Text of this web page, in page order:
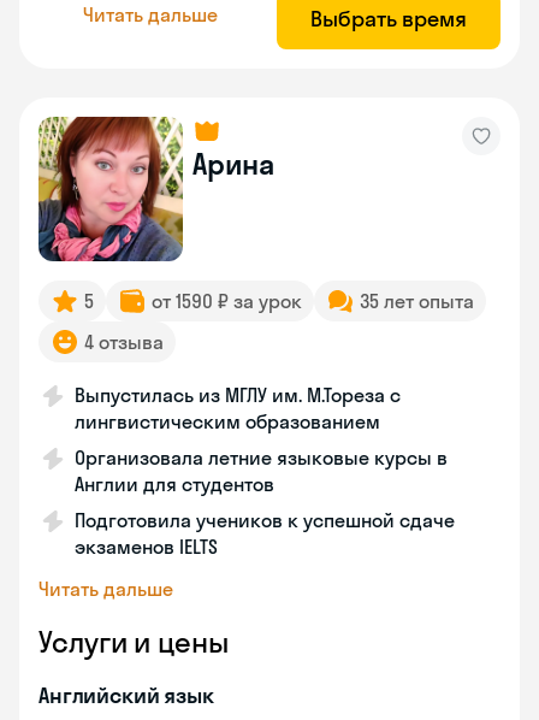
Читать дальше Выбрать время
Арина
5 от 1590 ₽ за урок
35 лет опыта
4 отзыва
Выпустилась из МГЛУ им. М.Тореза с
лингвистическим образованием
Организовала летние языковые курсы в
Англии для студентов
Подготовила учеников к успешной сдаче
экзаменов IELTS
Читать дальше
Услуги и цены
Английский язык